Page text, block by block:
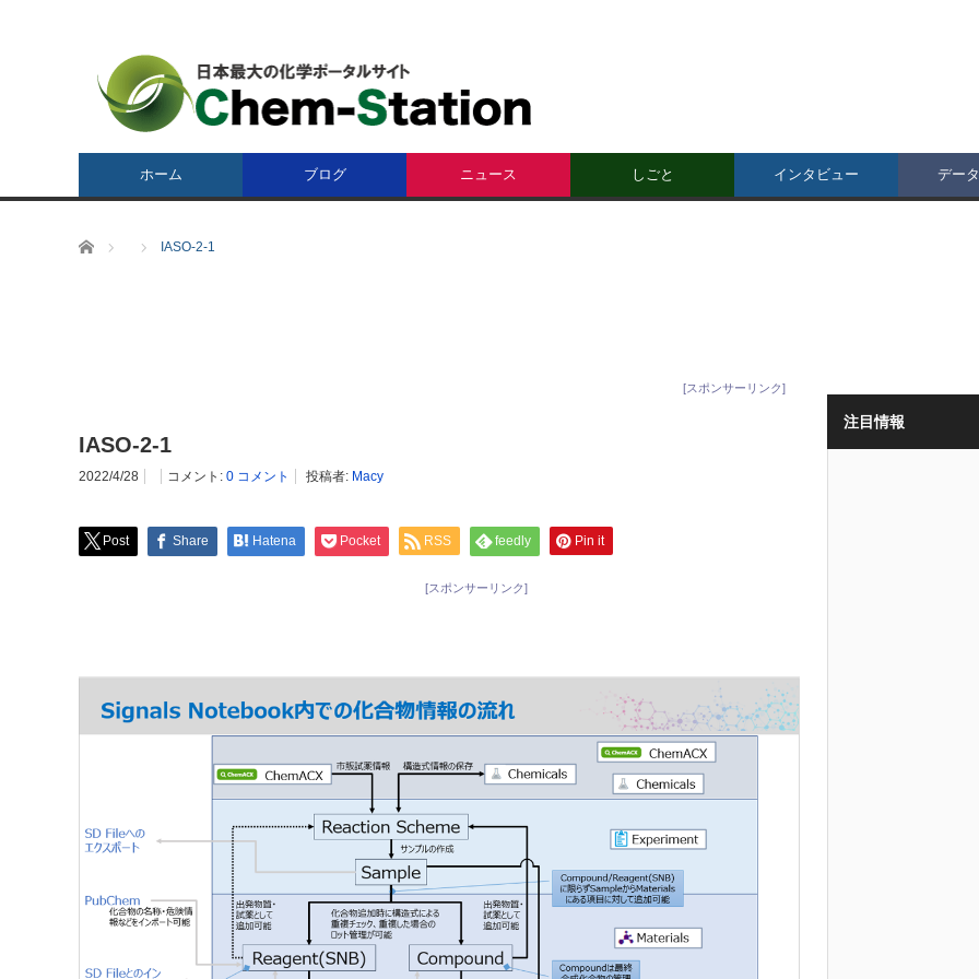
ホーム ブログ ニュース しごと インタビュー デー
ホーム IASO-2-1
[スポンサーリンク]
IASO-2-1
2022/4/28 コメント: 0 コメント 投稿者: Macy
Post Share Hatena Pocket RSS feedly Pin it
[スポンサーリンク]
注目情報